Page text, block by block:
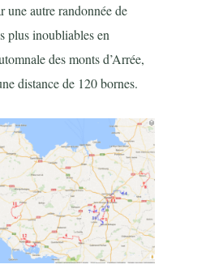
une autre randonnée de
plus inoubliables en
des monts d’Arrée,
distance de 120 bornes.